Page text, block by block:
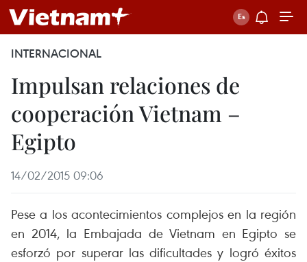
INTERNACIONAL
Impulsan relaciones de
cooperación Vietnam –
Egipto
14/02/2015 09:06
Pese a los acontecimientos complejos en la región
en 2014, la Embajada de Vietnam en Egipto se
esforzó por superar las dificultades y logró éxitos